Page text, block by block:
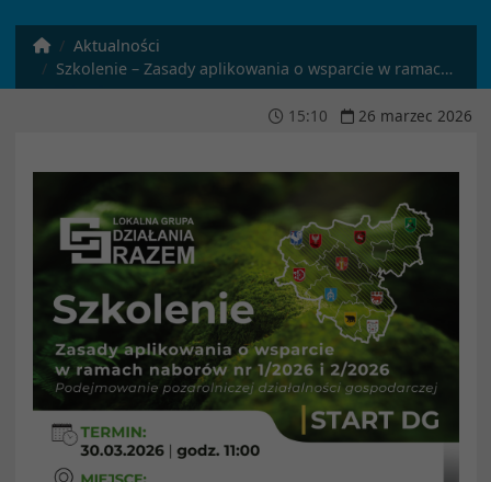
Aktualności
Szkolenie – Zasady aplikowania o wsparcie w ramach naborów Nr 1/2026 i 2/2026 – Podejmowanie pozarolniczej działalności gospodarczej
15:10 26 marzec 2026